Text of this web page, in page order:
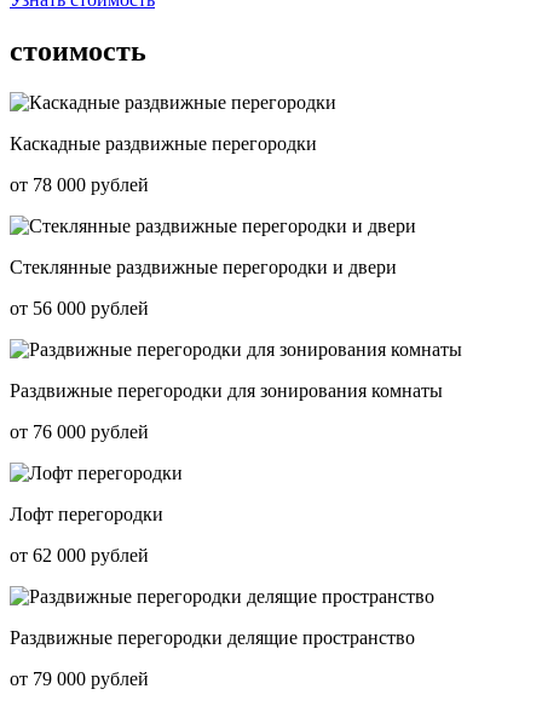
стоимость
Каскадные раздвижные перегородки
от 78 000 рублей
Стеклянные раздвижные перегородки и двери
от 56 000 рублей
Раздвижные перегородки для зонирования комнаты
от 76 000 рублей
Лофт перегородки
от 62 000 рублей
Раздвижные перегородки делящие пространство
от 79 000 рублей